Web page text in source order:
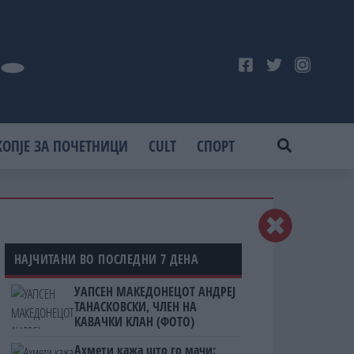
ЗА ПОЧЕТНИЦИ CULT СПОРТ
НАЈЧИТАНИ ВО ПОСЛЕДНИ 7 ДЕНА
УАПСЕН МАКЕДОНЕЦОТ АНДРЕЈ
ТАНАСКОВСКИ, ЧЛЕН НА
КАВАЧКИ КЛАН (ФОТО)
Ахмети кажа што го мачи: